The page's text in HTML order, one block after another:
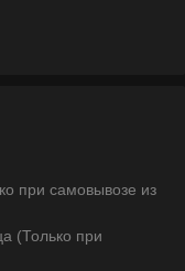
при самовывозе из
(Только при